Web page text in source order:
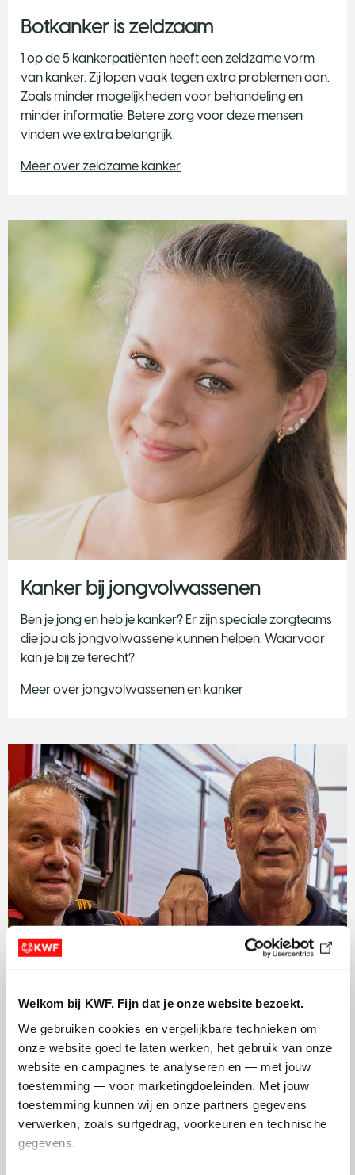
Welkom bij KWF. Fijn dat je onze website bezoekt.
We gebruiken cookies en vergelijkbare technieken om
onze website goed te laten werken, het gebruik van onze
website en campagnes te analyseren en — met jouw
toestemming — voor marketingdoeleinden. Met jouw
toestemming kunnen wij en onze partners gegevens
verwerken, zoals surfgedrag, voorkeuren en technische
gegevens.
Botkanker is zeldzaam
1 op de 5 kankerpatiënten heeft een zeldzame vorm
van kanker. Zij lopen vaak tegen extra problemen aan.
Zoals minder mogelijkheden voor behandeling en
minder informatie. Betere zorg voor deze mensen
vinden we extra belangrijk.
Meer over zeldzame kanker
Kanker bij jongvolwassenen
Ben je jong en heb je kanker? Er zijn speciale zorgteams
die jou als jongvolwassene kunnen helpen. Waarvoor
kan je bij ze terecht?
Meer over jongvolwassenen en kanker
Werk en kanker
Wat betekent het voor je werk als je kanker hebt? En